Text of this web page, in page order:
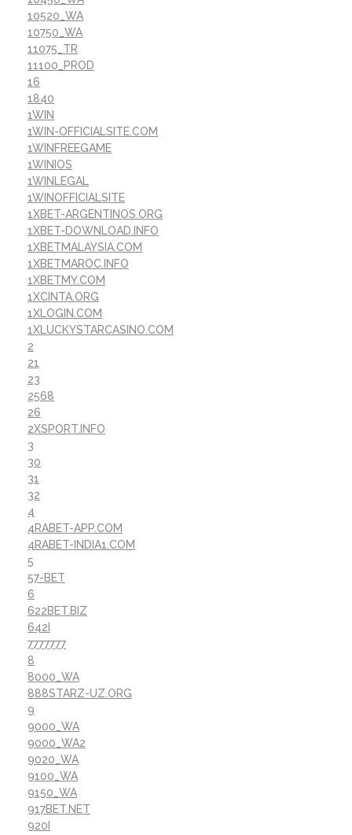
10520_WA
10750_WA
11075_TR
11100_PROD
16
1840
1WIN
1WIN-OFFICIALSITE.COM
1WINFREEGAME
1WINIOS
1WINLEGAL
1WINOFFICIALSITE
1XBET-ARGENTINOS.ORG
1XBET-DOWNLOAD.INFO
1XBETMALAYSIA.COM
1XBETMAROC.INFO
1XBETMY.COM
1XCINTA.ORG
1XLOGIN.COM
1XLUCKYSTARCASINO.COM
2
21
23
2568
26
2XSPORT.INFO
3
30
31
32
4
4RABET-APP.COM
4RABET-INDIA1.COM
5
57-BET
6
622BET.BIZ
642I
7777777
8
8000_WA
888STARZ-UZ.ORG
9
9000_WA
9000_WA2
9020_WA
9100_WA
9150_WA
917BET.NET
920I